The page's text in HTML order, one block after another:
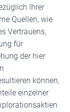
Ihrer
Quellen, wie
Vertrauens,
für
der hier
können,
einzelner